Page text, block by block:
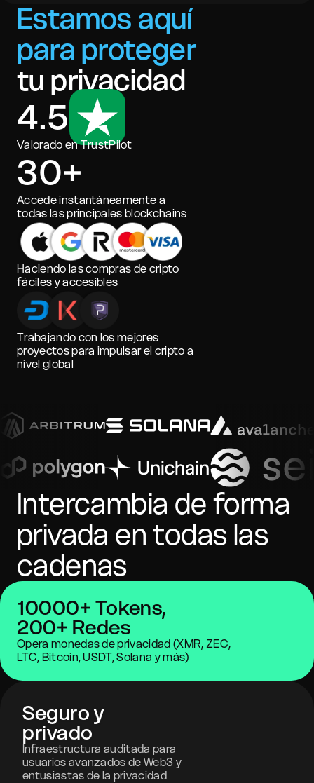
Estamos aquí
para proteger
tu privacidad
4.5
Valorado en TrustPilot
30+
Accede instantáneamente a
todas las principales blockchains
Haciendo las compras de cripto
fáciles y accesibles
Trabajando con los mejores
proyectos para impulsar el cripto a
nivel global
Intercambia de forma
privada en todas las
cadenas
10000+ Tokens,
200+ Redes
Opera monedas de privacidad (XMR, ZEC,
LTC, Bitcoin, USDT, Solana y más)
Seguro y
privado
Infraestructura auditada para
usuarios avanzados de Web3 y
entusiastas de la privacidad